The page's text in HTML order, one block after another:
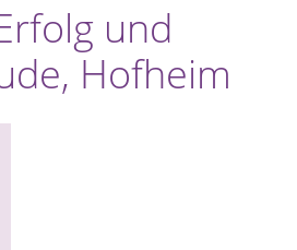
und
Hofheim